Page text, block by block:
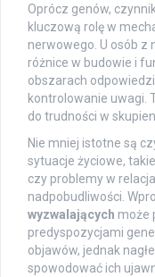
Oprócz genów,
kluczową rolę w
nerwowego. U osób z
różnice w budowie i
obszarach
kontrolowanie uwagi.
do trudności w
Nie mniej istotne są
sytuacje życiowe,
czy problemy w
nadpobudliwości.
wyzwalających może
predyspozycjami
objawów, jednak
spowodować ich